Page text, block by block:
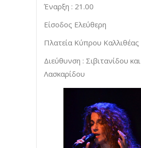
Έναρξη : 21.00
Είσοδος Ελεύθερη
Πλατεία Κύπρου Καλλιθέας
Διεύθυνση : Σιβιτανίδου και
Λασκαρίδου